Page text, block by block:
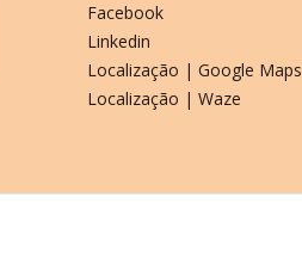
Facebook
Linkedin
Localização | Google Maps
Localização | Waze